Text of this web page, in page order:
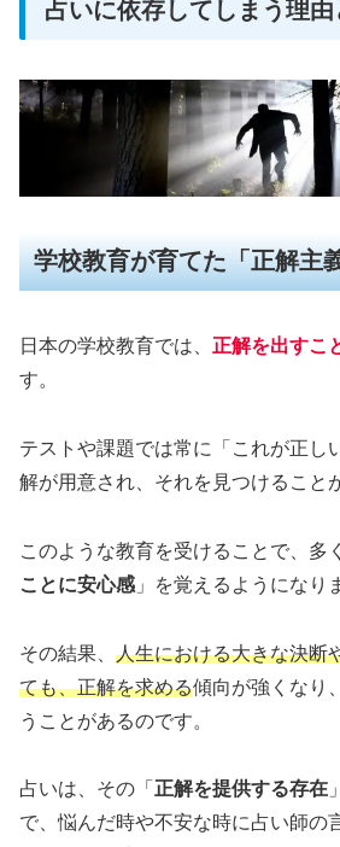
占いに依存してしまう理由
学校教育が育てた「正解主
日本の学校教育では、 正解を出すこ
す。
テストや課題では常に「これが正し
解が用意され、それを見つけること
このような教育を受けることで、多
ことに安心感 」を覚えるようになり
その結果、 人生における大きな決断
ても、正解を求める傾向が強くなり
うことがあるのです。
占いは、その「 正解を提供する存在
で、悩んだ時や不安な時に占い師の